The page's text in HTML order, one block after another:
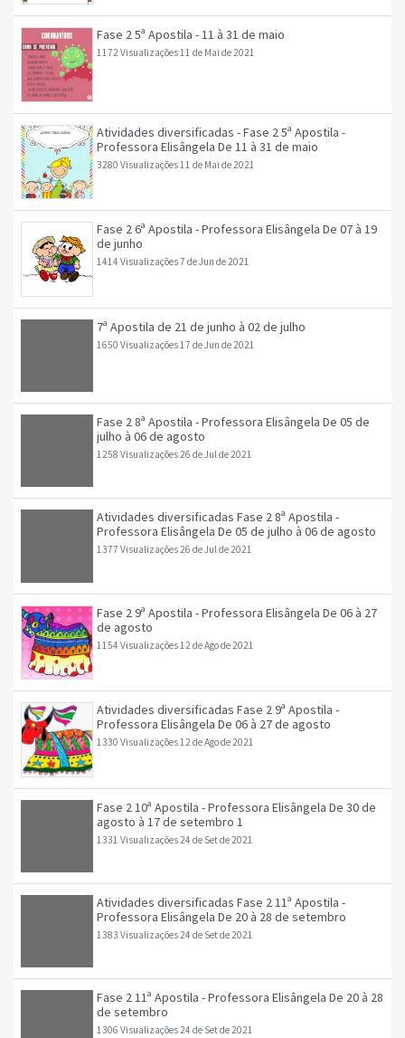
Fase 2 5ª Apostila - 11 à 31 de maio
1172 Visualizações11 de Mai de 2021
Atividades diversificadas - Fase 2 5ª Apostila -
Professora Elisângela De 11 à 31 de maio
3280 Visualizações 11 de Mai de 2021
Fase 2 6ª Apostila - Professora Elisângela De 07 à 19
de junho
1414 Visualizações7 de Jun de 2021
7ª Apostila de 21 de junho à 02 de julho
1650 Visualizações 17 de Jun de 2021
Fase 2 8ª Apostila - Professora Elisângela De 05 de
julho à 06 de agosto
1258 Visualizações26 de Jul de 2021
Atividades diversificadas Fase 2 8ª Apostila -
Professora Elisângela De 05 de julho à 06 de agosto
1377 Visualizações26 de Jul de 2021
Fase 2 9ª Apostila - Professora Elisângela De 06 à 27
de agosto
1154 Visualizações 12 de Ago de 2021
Atividades diversificadas Fase 2 9ª Apostila -
Professora Elisângela De 06 à 27 de agosto
1330 Visualizações12 de Ago de 2021
Fase 2 10ª Apostila - Professora Elisângela De 30 de
agosto à 17 de setembro 1
1331 Visualizações24 de Set de 2021
Atividades diversificadas Fase 2 11ª Apostila -
Professora Elisângela De 20 à 28 de setembro
1383 Visualizações24 de Set de 2021
Fase 2 11ª Apostila - Professora Elisângela De 20 à 28
de setembro
1306 Visualizações24 de Set de 2021